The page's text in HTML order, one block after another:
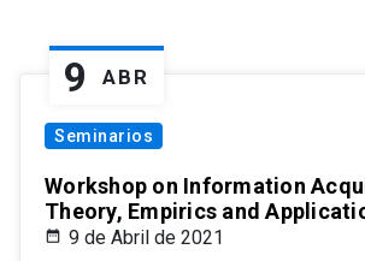
9 ABR
Seminarios
Workshop on Information
Theory, Empirics and
9 de Abril de 2021